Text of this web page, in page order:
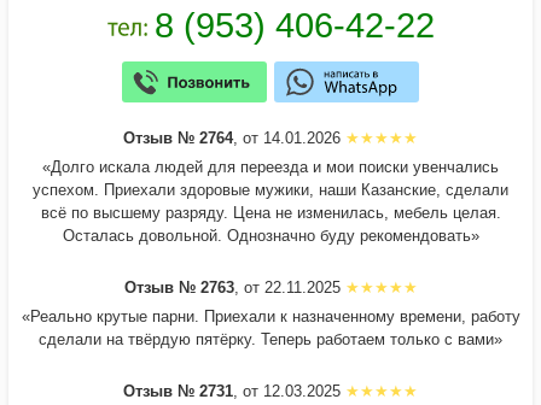
Отзыв № 2764, от 14.01.2026
«Долго искала людей для переезда и мои поиски увенчались
успехом. Приехали здоровые мужики, наши Казанские, сделали
всё по высшему разряду. Цена не изменилась, мебель целая.
Осталась довольной. Однозначно буду рекомендовать»
Отзыв № 2763, от 22.11.2025
«Реально крутые парни. Приехали к назначенному времени, работу
сделали на твёрдую пятёрку. Теперь работаем только с вами»
Отзыв № 2731 , от 12.03.2025